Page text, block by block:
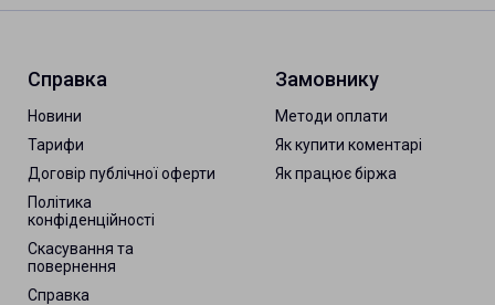
Справка
Новини
Тарифи
Договір публічної оферти
Політика
конфіденційності
Скасування та
повернення
Справка
Замовнику
Методи оплати
Як купити коментарі
Як працює біржа